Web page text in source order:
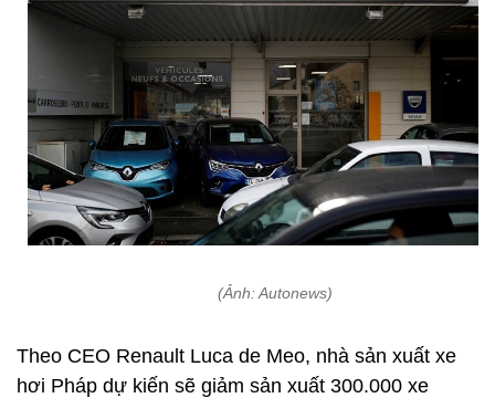
(Ảnh: Autonews)
Theo CEO Renault Luca de Meo, nhà sản xuất xe
hơi Pháp dự kiến sẽ giảm sản xuất 300.000 xe